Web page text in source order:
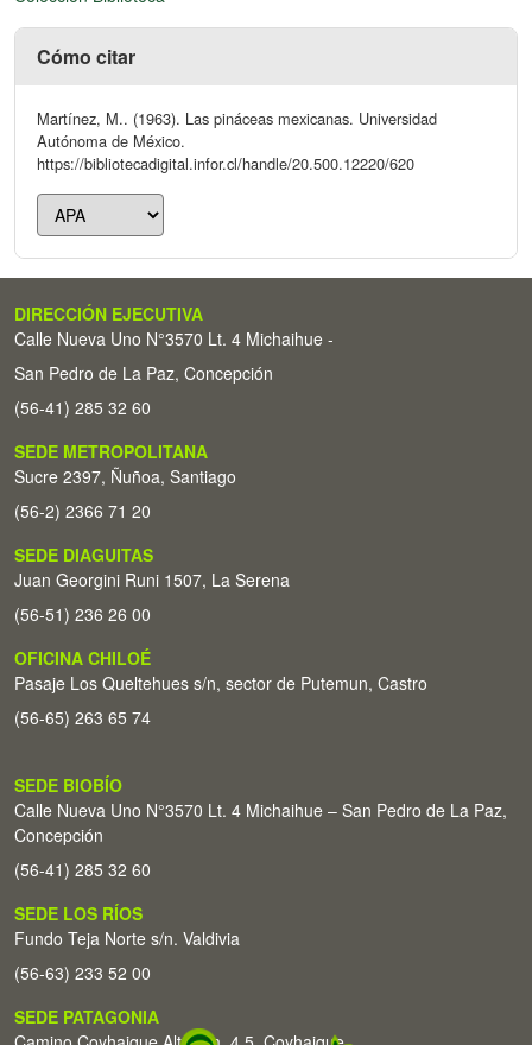
Cómo citar
Martínez, M.. (1963). Las pináceas mexicanas. Universidad
Autónoma de México.
https://bibliotecadigital.infor.cl/handle/20.500.12220/620
DIRECCIÓN EJECUTIVA
Calle Nueva Uno N°3570 Lt. 4 Michaihue -
San Pedro de La Paz, Concepción
(56-41) 285 32 60
SEDE METROPOLITANA
Sucre 2397, Ñuñoa, Santiago
(56-2) 2366 71 20
SEDE DIAGUITAS
Juan Georgini Runi 1507, La Serena
(56-51) 236 26 00
OFICINA CHILOÉ
Pasaje Los Queltehues s/n, sector de Putemun, Castro
(56-65) 263 65 74
SEDE BIOBÍO
Calle Nueva Uno N°3570 Lt. 4 Michaihue – San Pedro de La Paz,
Concepción
(56-41) 285 32 60
SEDE LOS RÍOS
Fundo Teja Norte s/n. Valdivia
(56-63) 233 52 00
SEDE PATAGONIA